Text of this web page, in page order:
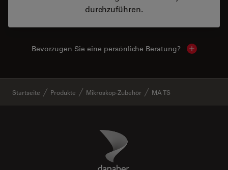
durchzuführen.
Bevorzugen Sie eine persönliche Beratung? Show
Startseite Produkte Mikroskop-Zubehör MA TS
Danaher Logo